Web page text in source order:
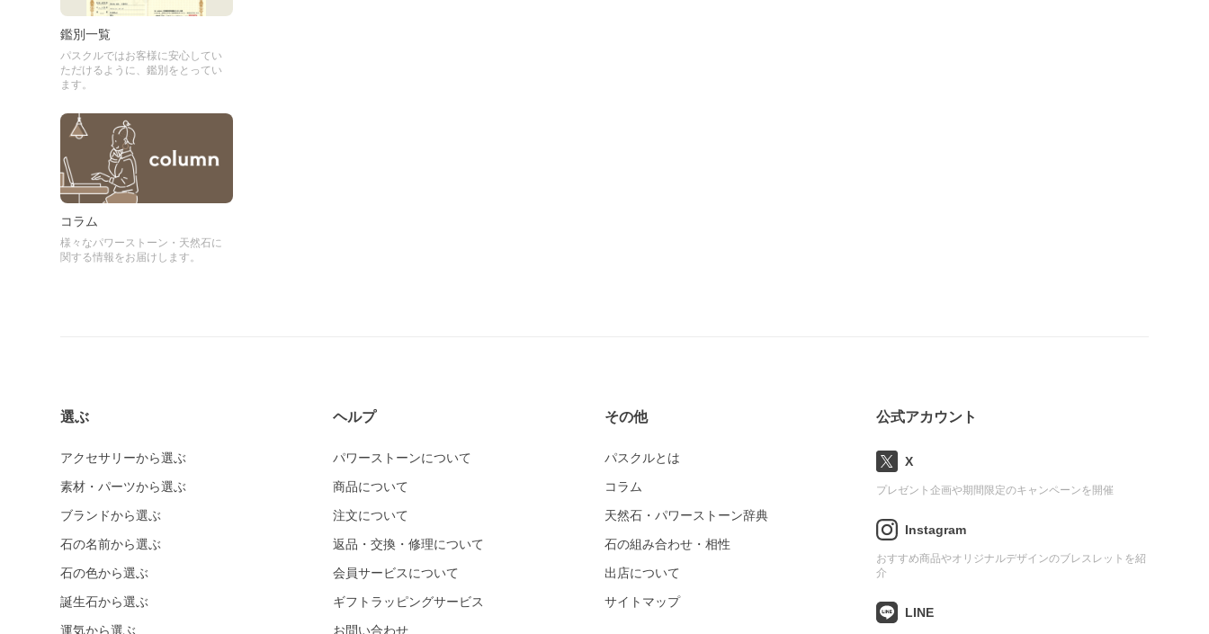
鑑別一覧
パスクルではお客様に安心してい
ただけるように、鑑別をとってい
ます。
コラム
様々なパワーストーン・天然石に
関する情報をお届けします。
選ぶ
アクセサリーから選ぶ
素材・パーツから選ぶ
ブランドから選ぶ
石の名前から選ぶ
石の色から選ぶ
誕生石から選ぶ
運気から選ぶ
ヘルプ
パワーストーンについて
商品について
注文について
返品・交換・修理について
会員サービスについて
ギフトラッピングサービス
お問い合わせ
その他
パスクルとは
コラム
天然石・パワーストーン辞典
石の組み合わせ・相性
出店について
サイトマップ
公式アカウント
X
プレゼント企画や期間限定のキャンペーンを開催
Instagram
おすすめ商品やオリジナルデザインのブレスレットを紹
介
LINE